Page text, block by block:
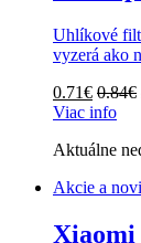
Uhlíkové
vyzerá ako
0.71€ 0.84€
Viac info
Aktuálne
Akcie a
Xiaomi